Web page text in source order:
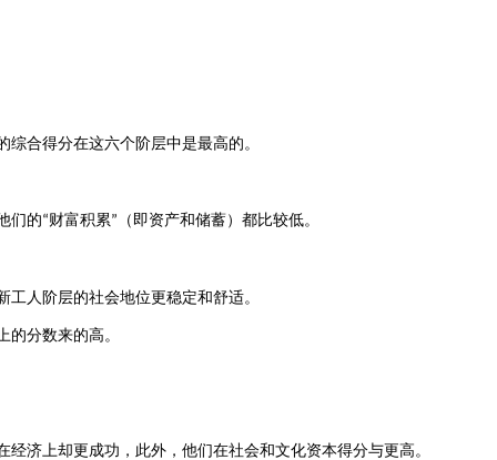
合得分在这六个阶层中是最高的。
们的“财富积累” （即资产和储蓄）都比较低。
人阶层的社会地位更稳定和舒适。
分数来的高。
济上却更成功，此外，他们在社会和文化资本得分与更高。